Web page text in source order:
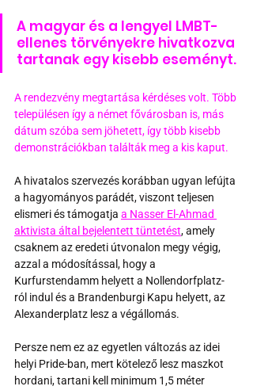
A magyar és a lengyel LMBT-
ellenes törvényekre hivatkozva
tartanak egy kisebb eseményt.
A rendezvény megtartása kérdéses volt. Több
településen így a német fővárosban is, más
dátum szóba sem jöhetett, így több kisebb
demonstrációkban találták meg a kis kaput.
A hivatalos szervezés korábban ugyan lefújta
a hagyományos parádét, viszont teljesen
elismeri és támogatja a Nasser El-Ahmad
aktivista által bejelentett tüntetést, amely
csaknem az eredeti útvonalon megy végig,
azzal a módosítással, hogy a
Kurfurstendamm helyett a Nollendorfplatz-
ról indul és a Brandenburgi Kapu helyett, az
Alexanderplatz lesz a végállomás.
Persze nem ez az egyetlen változás az idei
helyi Pride-ban, mert kötelező lesz maszkot
hordani, tartani kell minimum 1,5 méter